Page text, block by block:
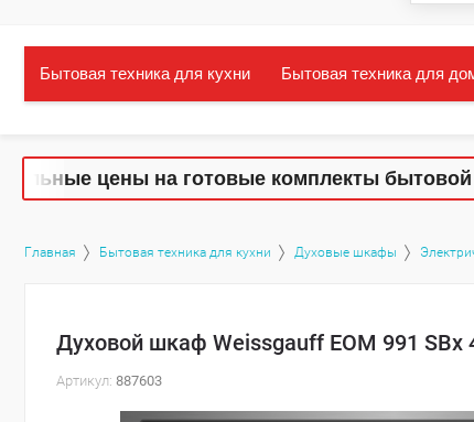
Бытовая техника для кухни Бытовая техника для
цены на готовые комплекты бытовой
Главная Бытовая техника для кухни Духовые шкафы
Духовой шкаф Weissgauff EOM 991 SBx
Артикул: 887603